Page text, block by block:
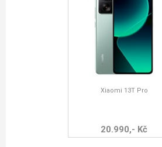
Xiaomi 13T Pro
20.990,- Kč